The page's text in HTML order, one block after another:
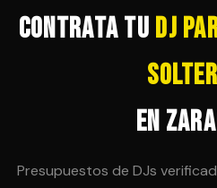
de última hora.
Contrata tu DJ
en
Presupuestos de DJs